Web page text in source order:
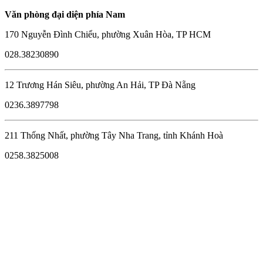
Văn phòng đại diện phía Nam
170 Nguyễn Đình Chiểu, phường Xuân Hòa, TP HCM
028.38230890
12 Trương Hán Siêu, phường An Hải, TP Đà Nẵng
0236.3897798
211 Thống Nhất, phường Tây Nha Trang, tỉnh Khánh Hoà
0258.3825008